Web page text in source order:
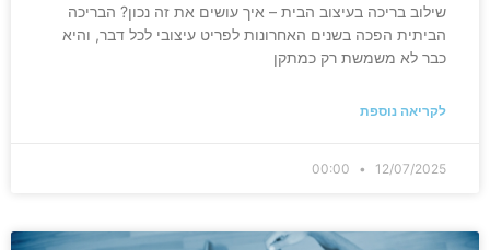
שילוב בריכה בעיצוב הבית – איך עושים את זה נכון? הבריכה
הביתית הפכה בשנים האחרונות לפריט עיצובי לכל דבר, והיא
כבר לא משמשת רק כמתקן
לקריאה נוספת
12/07/2025